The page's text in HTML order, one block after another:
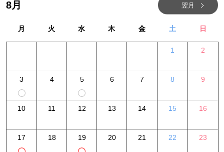
8月 翌月
月 火 水 木 金 土 日
1 2
3 4 5 6 7 8 9
10 11 12 13 14 15 16
17 18 19 20 21 22 23